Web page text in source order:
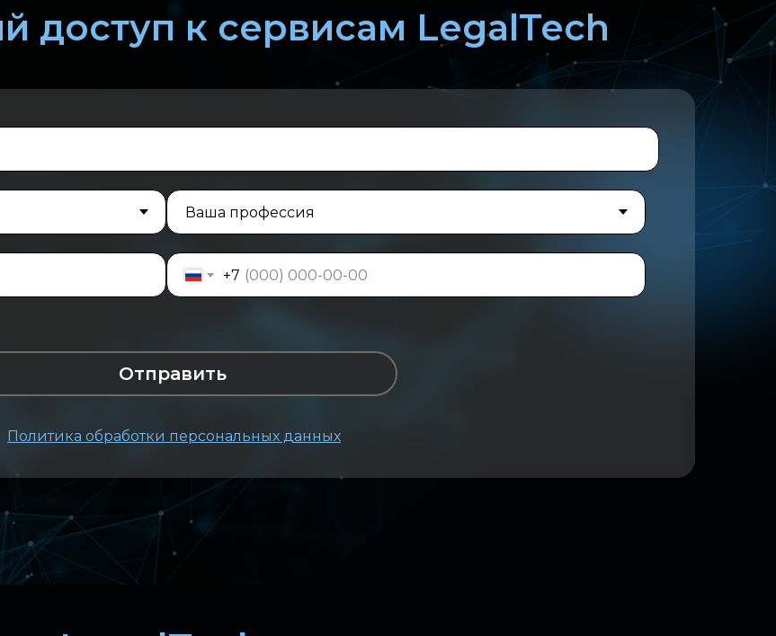
доступ к сервисам LegalTech
+7
Отправить
Политика обработки персональных данных